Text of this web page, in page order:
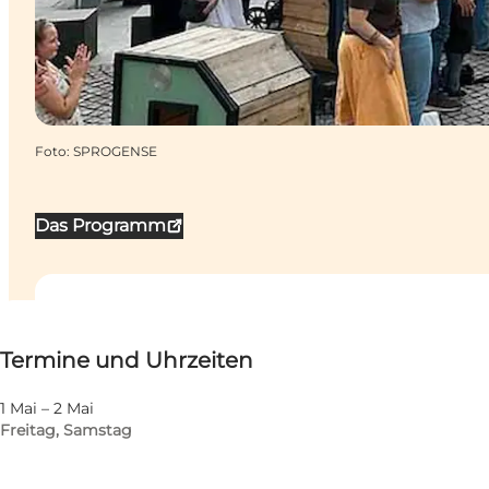
Das Programm
Termine und Uhrzeiten
1 Mai – 2 Mai
Freitag, Samstag
Website besuchen
Kinder, Freunde, Mein Partner, Mir selbst, Mein
Foto: SPROGENSE